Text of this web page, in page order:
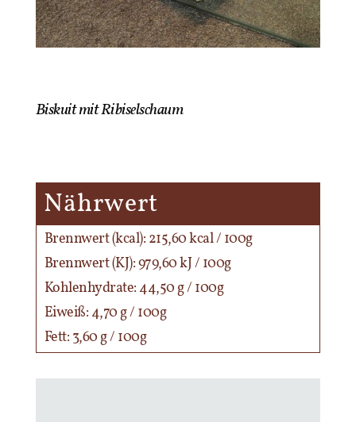
Biskuit mit Ribiselschaum
Nährwert
Brennwert (kcal): 215,60 kcal / 100g
Brennwert (KJ): 979,60 kJ / 100g
Kohlenhydrate: 44,50 g / 100g
Eiweiß: 4,70 g / 100g
Fett: 3,60 g / 100g